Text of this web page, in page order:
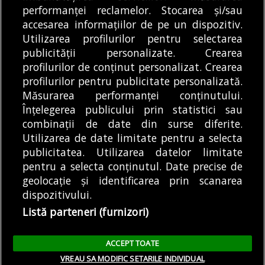
specialiștilor ce vor
face...
DENIZ GARGULI 07/08/2026
MODIFICĂ SETĂRILE COOKIES
© Copyright 2025 - Buletin de București.
Găzduit dePresslabs.com. Powered by TRS Design.
Despre
Noi
Media
Kit
Politică De
Confidențialitate
Cookie
Policy (EU)
Cookie
Policy
Tweet
Facebook
Share this selection
Tweet
performanței reclamelor. Stocarea și/sau
accesarea informațiilor de pe un dispozitiv.
Utilizarea profilurilor pentru selectarea
publicității personalizate. Crearea
profilurilor de conținut personalizat. Crearea
profilurilor pentru publicitate personalizată.
Măsurarea performanței conținutului.
Înțelegerea publicului prin statistici sau
combinații de date din surse diferite.
Utilizarea de date limitate pentru a selecta
publicitatea. Utilizarea datelor limitate
pentru a selecta conținutul. Date precise de
geolocație și identificarea prin scanarea
dispozitivului.
Listă parteneri (furnizori)
ACCEPT TOATE
VREAU SA MODIFIC SETARILE INDIVIDUAL